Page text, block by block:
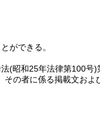
ができる。
(昭和25年法律第100号)
の者に係る掲載文およ